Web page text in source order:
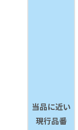
当品に近い
現行品番